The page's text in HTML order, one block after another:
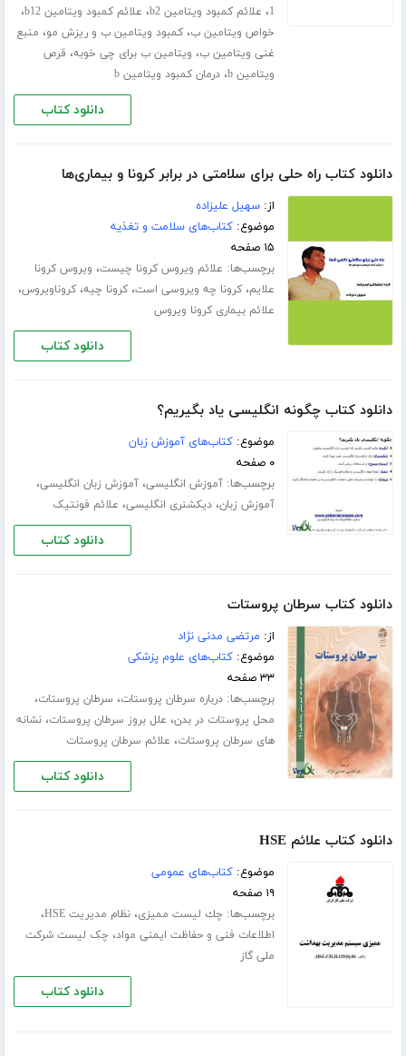
1، علائم کمبود ویتامین b2 ، علائم کمبود ویتامین b12 ،
خواص ویتامین ب،کمبود ویتامین ب و ریزش مو، منبع
غنی ویتامین ب، ویتامین ب برای چی خوبه، قرص
ویتامین b ،درمان کمبود ویتامین b
دانلود کتاب
دانلود کتاب راه حلی برای سلامتی در برابر کرونا و بیماری‌ها
از:سهیل علیزاده
موضوع:کتاب‌های سلامت و تغذیه
۱۵ صفحه
برچسب‌ها: علائم ویروس کرونا چیست، ویروس کرونا
علایم،کرونا چه ویروسی است،کرونا چیه،کروناویروس،
علائم بیماری کرونا ویروس
دانلود کتاب
دانلود کتاب چگونه انگلیسی یاد بگیریم؟
موضوع:کتاب‌های آموزش زبان
۰ صفحه
برچسب‌ها:آموزش انگلیسی،آموزش زبان انگلیسی،
آموزش زبان،دیکشنری انگلیسی، علائم فونتیک
دانلود کتاب
دانلود کتاب سرطان پروستات
از: مرتضی مدنی نژاد
موضوع:کتاب‌های علوم پزشکی
۳۳ صفحه
برچسب‌ها:درباره سرطان پروستات، سرطان پروستات،
محل پروستات در بدن، علل بروز سرطان پروستات،نشانه
های سرطان پروستات، علائم سرطان پروستات
دانلود کتاب
دانلود کتاب علائم HSE
موضوع:کتاب‌های عمومی
۱۹ صفحه
برچسب‌ها: ﭼﻚ ﻟﻴﺴﺖ ﻣﻤﻴﺰی،نظام مدیریت HSE ،
اطلاعات فنی و حفاظت ایمنی مواد، چک لیست شرکت
ملی گاز
دانلود کتاب